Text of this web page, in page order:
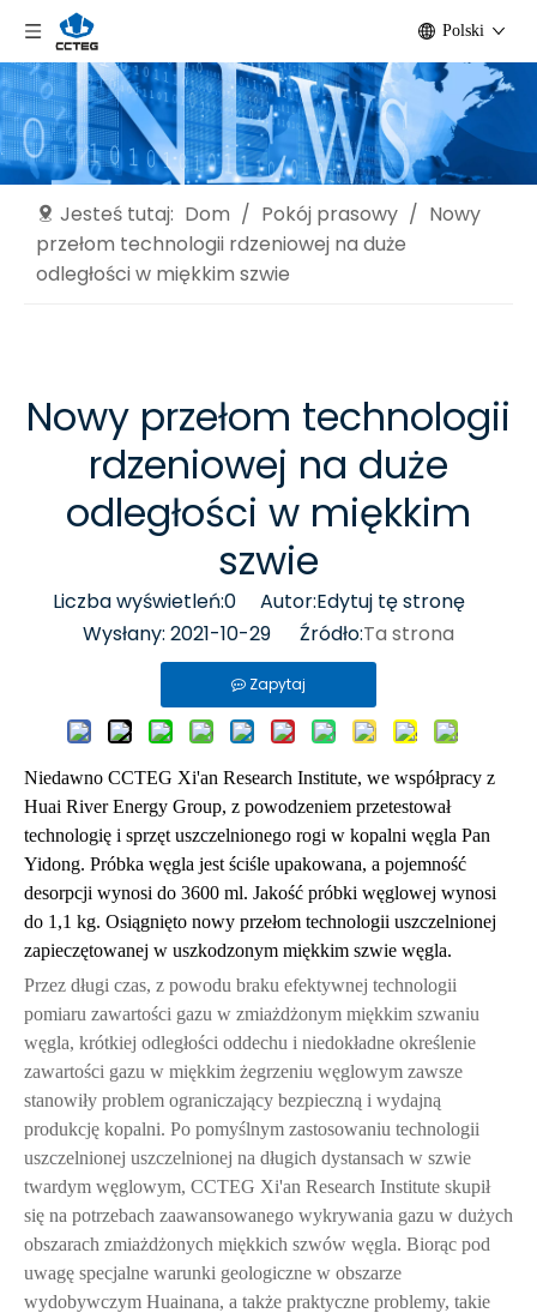
Polski
Jesteś tutaj: Dom / Pokój prasowy / Nowy
przełom technologii rdzeniowej na duże
odległości w miękkim szwie
Nowy przełom technologii
rdzeniowej na duże
odległości w miękkim
szwie
Liczba wyświetleń:0 Autor:Edytuj tę stronę
Wysłany: 2021-10-29 Źródło:Ta strona
Zapytaj
Niedawno CCTEG Xi'an Research Institute, we współpracy z
Huai River Energy Group, z powodzeniem przetestował
technologię i sprzęt uszczelnionego rogi w kopalni węgla Pan
Yidong. Próbka węgla jest ściśle upakowana, a pojemność
desorpcji wynosi do 3600 ml. Jakość próbki węglowej wynosi
do 1,1 kg. Osiągnięto nowy przełom technologii uszczelnionej
zapieczętowanej w uszkodzonym miękkim szwie węgla.
Przez długi czas, z powodu braku efektywnej technologii
pomiaru zawartości gazu w zmiażdżonym miękkim szwaniu
węgla, krótkiej odległości oddechu i niedokładne określenie
zawartości gazu w miękkim żegrzeniu węglowym zawsze
stanowiły problem ograniczający bezpieczną i wydajną
produkcję kopalni. Po pomyślnym zastosowaniu technologii
uszczelnionej uszczelnionej na długich dystansach w szwie
twardym węglowym, CCTEG Xi'an Research Institute skupił
się na potrzebach zaawansowanego wykrywania gazu w dużych
obszarach zmiażdżonych miękkich szwów węgla. Biorąc pod
uwagę specjalne warunki geologiczne w obszarze
wydobywczym Huainana, a także praktyczne problemy, takie